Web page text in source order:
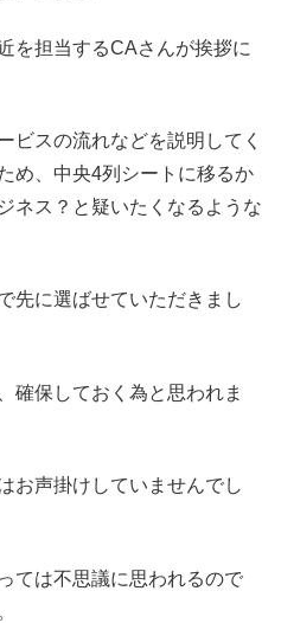
を担当するCAさんが挨拶に
ビスの流れなどを説明してく
め、中央4列シートに移るか
ネス？と疑いたくなるような
先に選ばせていただきまし
確保しておく為と思われま
お声掛けしていませんでし
ては不思議に思われるので